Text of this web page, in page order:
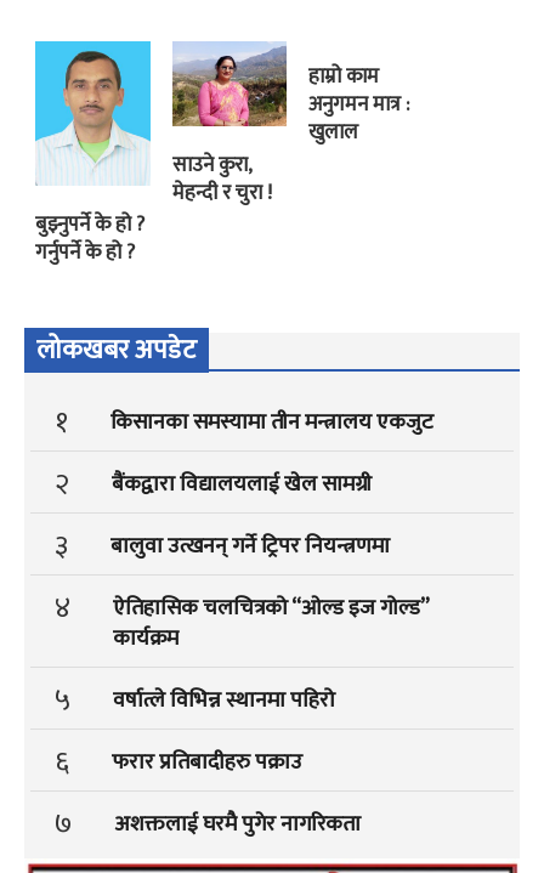
बुझ्नुपर्ने के हो ?
गर्नुपर्ने के हो ?
साउने कुरा,
मेहन्दी र चुरा !
हाम्रो काम
अनुगमन मात्र :
खुलाल
लोकखबर अपडेट
१ किसानका समस्यामा तीन मन्त्रालय एकजुट
२ बैंकद्वारा विद्यालयलाई खेल सामग्री
३ बालुवा उत्खनन् गर्ने ट्रिपर नियन्त्रणमा
४
ऐतिहासिक चलचित्रको “ओल्ड इज गोल्ड”
कार्यक्रम
५ वर्षात्ले विभिन्न स्थानमा पहिरो
६ फरार प्रतिबादीहरु पक्राउ
७ अशक्तलाई घरमै पुगेर नागरिकता